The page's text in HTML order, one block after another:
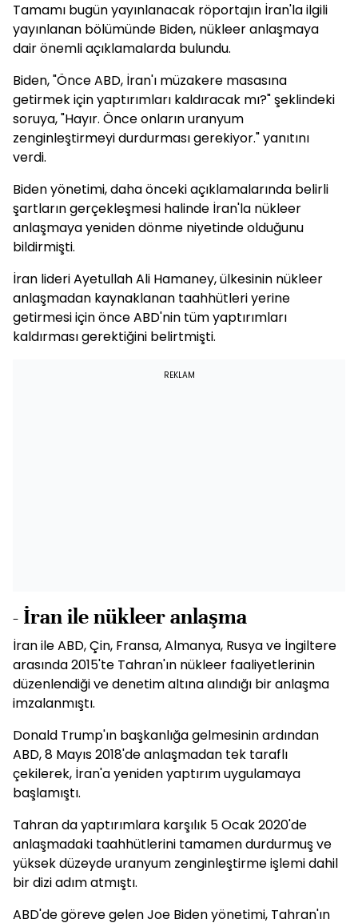
Tamamı bugün yayınlanacak röportajın İran'la ilgili
yayınlanan bölümünde Biden, nükleer anlaşmaya
dair önemli açıklamalarda bulundu.
Biden, "Önce ABD, İran'ı müzakere masasına
getirmek için yaptırımları kaldıracak mı?" şeklindeki
soruya, "Hayır. Önce onların uranyum
zenginleştirmeyi durdurması gerekiyor." yanıtını
verdi.
Biden yönetimi, daha önceki açıklamalarında belirli
şartların gerçekleşmesi halinde İran'la nükleer
anlaşmaya yeniden dönme niyetinde olduğunu
bildirmişti.
İran lideri Ayetullah Ali Hamaney, ülkesinin nükleer
anlaşmadan kaynaklanan taahhütleri yerine
getirmesi için önce ABD'nin tüm yaptırımları
kaldırması gerektiğini belirtmişti.
REKLAM
- İran ile nükleer anlaşma
İran ile ABD, Çin, Fransa, Almanya, Rusya ve İngiltere
arasında 2015'te Tahran'ın nükleer faaliyetlerinin
düzenlendiği ve denetim altına alındığı bir anlaşma
imzalanmıştı.
Donald Trump'ın başkanlığa gelmesinin ardından
ABD, 8 Mayıs 2018'de anlaşmadan tek taraflı
çekilerek, İran'a yeniden yaptırım uygulamaya
başlamıştı.
Tahran da yaptırımlara karşılık 5 Ocak 2020'de
anlaşmadaki taahhütlerini tamamen durdurmuş ve
yüksek düzeyde uranyum zenginleştirme işlemi dahil
bir dizi adım atmıştı.
ABD'de göreve gelen Joe Biden yönetimi, Tahran'ın